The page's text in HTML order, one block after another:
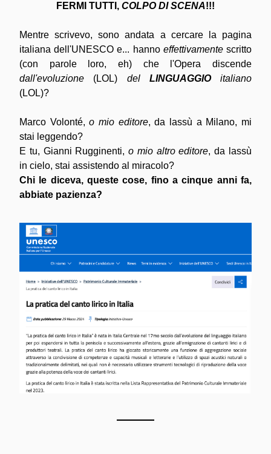
FERMI TUTTI, COLPO DI SCENA!!!
Mentre scrivevo, sono andata a cercare la pagina
italiana dell'UNESCO e... hanno effettivamente scritto
dall'evoluzione (LOL) del LINGUAGGIO italiano
(LOL)?
Marco Volonté, o mio editore, da lassù a Milano, mi
stai leggendo?
E tu, Gianni Rugginenti, o mio altro editore, da lassù
in cielo, stai assistendo al miracolo?
Chi le diceva, queste cose, fino a cinque anni fa,
abbiate pazienza?